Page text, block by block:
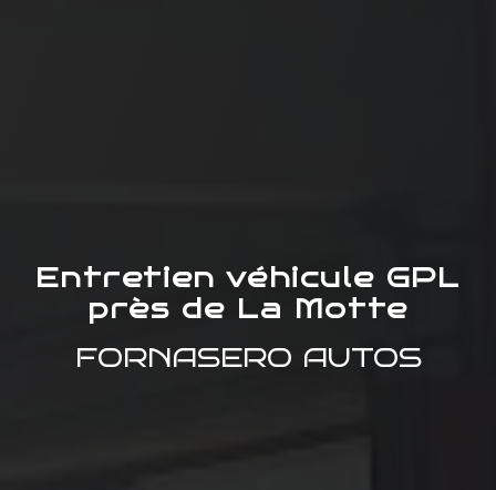
Entretien véhicule GPL
près de La Motte
FORNASERO AUTOS